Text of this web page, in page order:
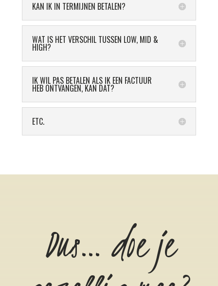
KAN IK IN TERMIJNEN BETALEN?
WAT IS HET VERSCHIL TUSSEN LOW, MID &
HIGH?
IK WIL PAS BETALEN ALS IK EEN FACTUUR
HEB ONTVANGEN, KAN DAT?
ETC.
Dus… doe je